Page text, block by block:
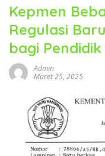
n
d
i
d
i
k
L
e
g
Kepmen
Regulasi
bagi
Admin
Maret 25, 2025